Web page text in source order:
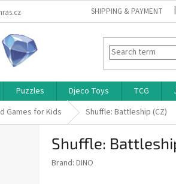
SHIPPING & PAYMENT
Puzzles Djeco Toys TCG
Games for Kids Shuffle: Battleship (CZ)
Shuffle:
Brand: DINO